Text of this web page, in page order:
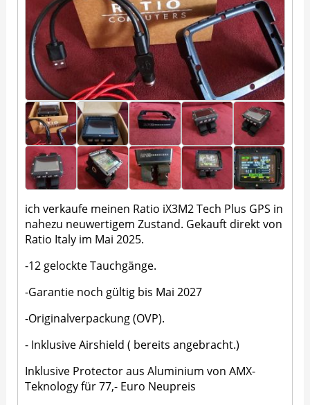
ich verkaufe meinen Ratio iX3M2 Tech Plus GPS in
nahezu neuwertigem Zustand. Gekauft direkt von
Ratio Italy im Mai 2025.
-12 gelockte Tauchgänge.
-Garantie noch gültig bis Mai 2027
-Originalverpackung (OVP).
- Inklusive Airshield ( bereits angebracht.)
Inklusive Protector aus Aluminium von AMX-
Teknology für 77,- Euro Neupreis